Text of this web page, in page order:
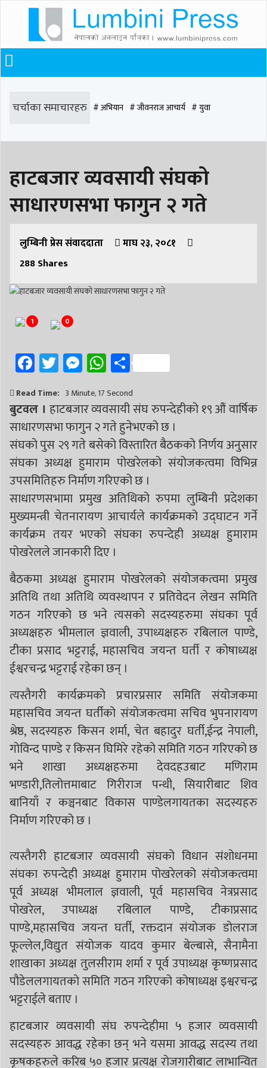
चर्चाका समाचारहरु # अभियान # जीवनराज आचार्य # युवा
# समाज रूपान्तरण # चौराह हस्पिटल # घरजग्गा कारोबार # कपिलवस्तु
# मृत्यु # सडक दुर्घटना # आधुनिक समाज डेन्टल # लुम्बिनी # वर्षा
# समृद्धि एकेडेमी # काङ्ग्रेस # नेपाली कांग्रेस # बुटवल # राजधानी
# रुपन्देही # रुपन्देही २ # नेकपा # रुपन्देही १ # चुन्न पौडेल
# सिद्धबाबा # बुटवल उपमहानगरपालिका
हाटबजार व्यवसायी संघको
साधारणसभा फागुन २ गते
लुम्बिनी प्रेस संवाददाता
माघ २३, २०८१
288Shares
1 0
Facebook
Twitter
Messenger
WhatsApp
Share
Read Time: 3 Minute, 17 Second
बुटवल । हाटबजार व्यवसायी संघ रुपन्देहीको १९ औं वार्षिक
साधारणसभा फागुन २ गते हुनेभएको छ ।
संघको पुस २९ गते बसेको विस्तारित बैठकको निर्णय अनुसार
संघका अध्यक्ष हुमाराम पोखरेलको संयोजकत्वमा विभिन्न
उपसमितिहरु निर्माण गरिएको छ ।
साधारणसभामा प्रमुख अतिथिको रुपमा लुम्बिनी प्रदेशका
मुख्यमन्त्री चेतनारायण आचार्यले कार्यक्रमको उद्घाटन गर्ने
कार्यक्रम तयर भएको संघका रुपन्देही अध्यक्ष हुमाराम
पोखरेलले जानकारी दिए ।
बैठकमा अध्यक्ष हुमाराम पोखरेलको संयोजकत्वमा प्रमुख
अतिथि तथा अतिथि व्यवस्थापन र प्रतिवेदन लेखन समिति
गठन गरिएको छ भने त्यसको सदस्यहरुमा संघका पूर्व
अध्यक्षहरु भीमलाल ज्ञवाली, उपाध्यक्षहरु रबिलाल पाण्डे,
टीका प्रसाद भट्टराई, महासचिव जयन्त घर्ती र कोषाध्यक्ष
ईश्वरचन्द्र भट्टराई रहेका छन् ।
त्यस्तैगरी कार्यक्रमको प्रचारप्रसार समिति संयोजकमा
महासचिव जयन्त घर्तीको संयोजकत्वमा सचिव भुपनारायण
श्रेष्ठ, सदस्यहरु किसन शर्मा, चेत बहादुर घर्ती,ईन्द्र नेपाली,
गोविन्द पाण्डे र किसन घिमिरे रहेको समिति गठन गरिएको छ
भने शाखा अध्यक्षहरुमा देवदहउबाट मणिराम
भण्डारी,तिलोत्तमाबाट गिरीराज पन्थी, सियारीबाट शिव
बानियाँ र कञ्चनबाट विकास पाण्डेलगायतका सदस्यहरु
निर्माण गरिएको छ ।
त्यस्तैगरी हाटबजार व्यवसायी संघको विधान संशोधनमा
संघका रुपन्देही अध्यक्ष हुमाराम पोखरेलको संयोजकत्वमा
पूर्व अध्यक्ष भीमलाल ज्ञवाली, पूर्व महासचिव नेत्रप्रसाद
पोखरेल, उपाध्यक्ष रबिलाल पाण्डे, टीकाप्रसाद
पाण्डे,महासचिव जयन्त घर्ती, रक्तदान संयोजक डोलराज
फूल्लेल,विद्युत संयोजक यादव कुमार बेल्बासे, सैनामैना
शाखाका अध्यक्ष तुलसीराम शर्मा र पूर्व उपाध्यक्ष कृष्णप्रसाद
पौडेललगायतको समिति गठन गरिएको कोषाध्यक्ष इश्वरचन्द्र
भट्टराईले बताए ।
हाटबजार व्यवसायी संघ रुपन्देहीमा ५ हजार व्यवसायी
सदस्यहरु आवद्ध रहेका छन् भने यसमा आवद्ध सदस्य तथा
कृषकहरुले करिब ५० हजार प्रत्यक्ष रोजगारीबाट लाभान्वित